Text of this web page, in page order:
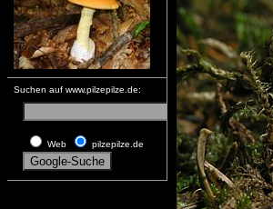
Suchen auf www.pilzepilze.de:
Web pilzepilze.de